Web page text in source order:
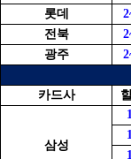
롯데
전북
광주
카드사
삼성